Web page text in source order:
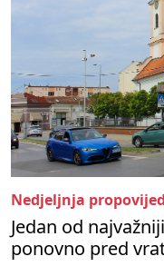
Nedjeljnja propovijed
Jedan od
ponovno pred